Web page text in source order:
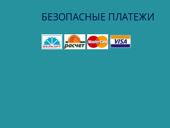
БЕЗОПАСНЫЕ ПЛАТЕЖИ